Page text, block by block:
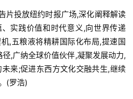
片投放纽约时报广场,深化阐释解读
、实践价值和时代意义,向世界传递
,五粮液将精耕国际化布局,提速国
,广纳全球价值伙伴,凝聚发展动力,
来;促进东西方文化交融共生,继续
(罗浩)